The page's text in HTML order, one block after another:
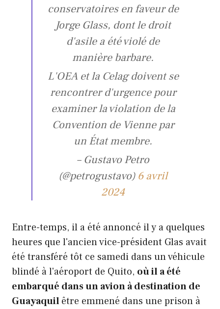
conservatoires en faveur de
Jorge Glass, dont le droit
d'asile a été violé de
manière barbare.
L'OEA et la Celag doivent se
rencontrer d'urgence pour
examiner la violation de la
Convention de Vienne par
un État membre.
– Gustavo Petro
(@petrogustavo) 6 avril
2024
Entre-temps, il a été annoncé il y a quelques
heures que l'ancien vice-président Glas avait
été transféré tôt ce samedi dans un véhicule
blindé à l'aéroport de Quito, où il a été
embarqué dans un avion à destination de
Guayaquilêtre emmené dans une prison à